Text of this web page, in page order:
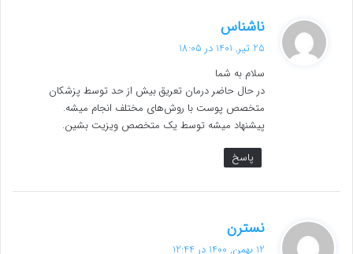
ناشناس
ف
:
25 تیر, 1401 در 18:05
سلام به شما
در حال حاضر درمان تعریق بیش از حد توسط پزشکان
متخصص پوست با روش‌های مختلف انجام میشه.
پیشنهاد میشه توسط یک متخصص ویزیت بشین.
پاسخ
نسترن
12 بهمن, 1400 در 12:44